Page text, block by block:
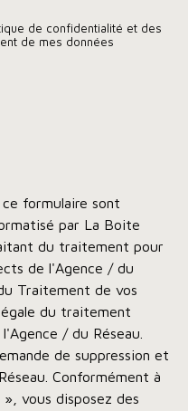
de confidentialité et des
de mes données
formulaire sont
par La Boite
du traitement pour
de l'Agence / du
Traitement de vos
du traitement
/ du Réseau.
de suppression et
Conformément à
vous disposez des